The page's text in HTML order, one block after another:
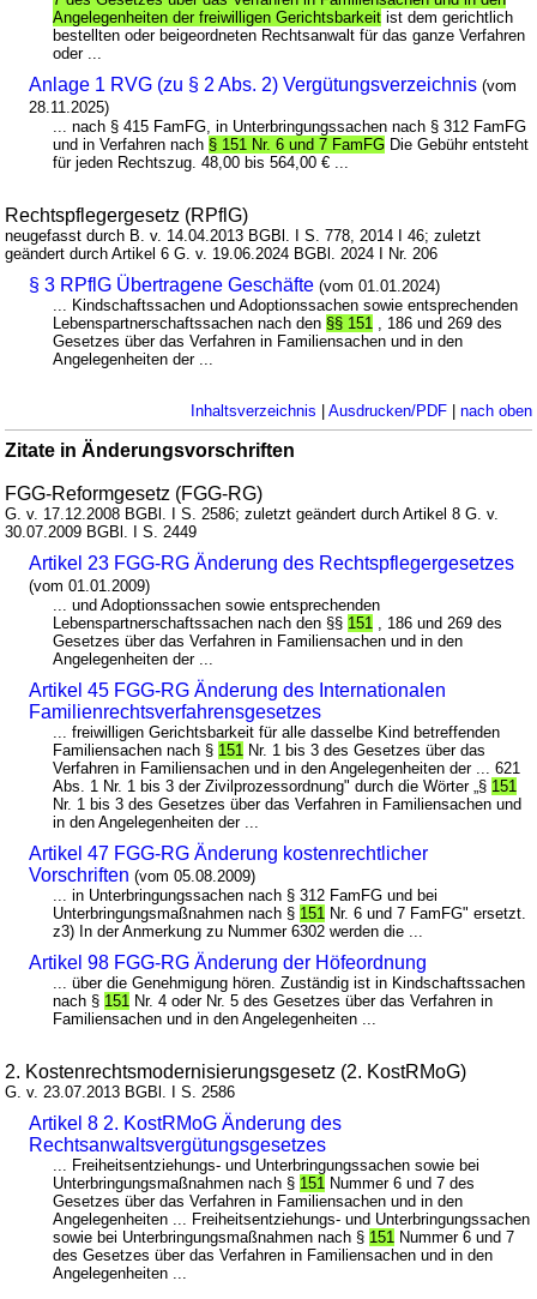
Angelegenheiten der freiwilligen Gerichtsbarkeit ist dem gerichtlich
bestellten oder beigeordneten Rechtsanwalt für das ganze Verfahren
oder ...
Anlage 1 RVG (zu § 2 Abs. 2) Vergütungsverzeichnis (vom
28.11.2025)
... nach § 415 FamFG, in Unterbringungssachen nach § 312 FamFG
und in Verfahren nach § 151 Nr. 6 und 7 FamFG Die Gebühr entsteht
für jeden Rechtszug. 48,00 bis 564,00 € ...
Rechtspflegergesetz (RPflG)
neugefasst durch B. v. 14.04.2013 BGBl. I S. 778, 2014 I 46; zuletzt
geändert durch Artikel 6 G. v. 19.06.2024 BGBl. 2024 I Nr. 206
§ 3 RPflG Übertragene Geschäfte (vom 01.01.2024)
... Kindschaftssachen und Adoptionssachen sowie entsprechenden
Lebenspartnerschaftssachen nach den §§ 151
, 186 und 269 des
Gesetzes über das Verfahren in Familiensachen und in den
Angelegenheiten der ...
Inhaltsverzeichnis | Ausdrucken/PDF| nach oben
Zitate in Änderungsvorschriften
FGG-Reformgesetz (FGG-RG)
G. v. 17.12.2008 BGBl. I S. 2586; zuletzt geändert durch Artikel 8 G. v.
30.07.2009 BGBl. I S. 2449
Artikel 23 FGG-RG Änderung des Rechtspflegergesetzes
(vom 01.01.2009)
... und Adoptionssachen sowie entsprechenden
Lebenspartnerschaftssachen nach den §§ 151
, 186 und 269 des
Gesetzes über das Verfahren in Familiensachen und in den
Angelegenheiten der ...
Artikel 45 FGG-RG Änderung des Internationalen
Familienrechtsverfahrensgesetzes
... freiwilligen Gerichtsbarkeit für alle dasselbe Kind betreffenden
Familiensachen nach § 151 Nr. 1 bis 3 des Gesetzes über das
Verfahren in Familiensachen und in den Angelegenheiten der ... 621
Abs. 1 Nr. 1 bis 3 der Zivilprozessordnung" durch die Wörter „§ 151
Nr. 1 bis 3 des Gesetzes über das Verfahren in Familiensachen und
in den Angelegenheiten der ...
Artikel 47 FGG-RG Änderung kostenrechtlicher
Vorschriften (vom 05.08.2009)
... in Unterbringungssachen nach § 312 FamFG und bei
Unterbringungsmaßnahmen nach § 151 Nr. 6 und 7 FamFG" ersetzt.
z3) In der Anmerkung zu Nummer 6302 werden die ...
Artikel 98 FGG-RG Änderung der Höfeordnung
... über die Genehmigung hören. Zuständig ist in Kindschaftssachen
nach § 151 Nr. 4 oder Nr. 5 des Gesetzes über das Verfahren in
Familiensachen und in den Angelegenheiten ...
2. Kostenrechtsmodernisierungsgesetz (2. KostRMoG)
G. v. 23.07.2013 BGBl. I S. 2586
Artikel 8 2. KostRMoG Änderung des
Rechtsanwaltsvergütungsgesetzes
... Freiheitsentziehungs- und Unterbringungssachen sowie bei
Unterbringungsmaßnahmen nach § 151 Nummer 6 und 7 des
Gesetzes über das Verfahren in Familiensachen und in den
Angelegenheiten ... Freiheitsentziehungs- und Unterbringungssachen
sowie bei Unterbringungsmaßnahmen nach § 151 Nummer 6 und 7
des Gesetzes über das Verfahren in Familiensachen und in den
Angelegenheiten ...